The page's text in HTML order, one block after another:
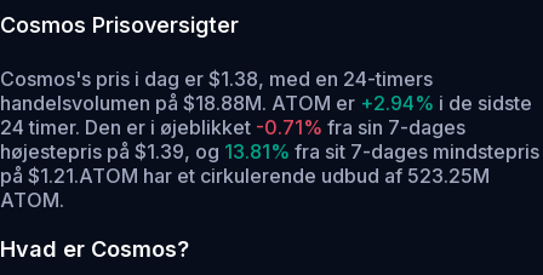
Cosmos Prisoversigter
Cosmos's pris i dag er $1.38, med en 24-timers
handelsvolumen på $18.88M. ATOM er +2.94% i de sidste
24 timer. Den er i øjeblikket -0.71% fra sin 7-dages
højestepris på $1.39, og 13.81% fra sit 7-dages mindstepris
på $1.21.ATOM har et cirkulerende udbud af 523.25M
ATOM.
Hvad er Cosmos?